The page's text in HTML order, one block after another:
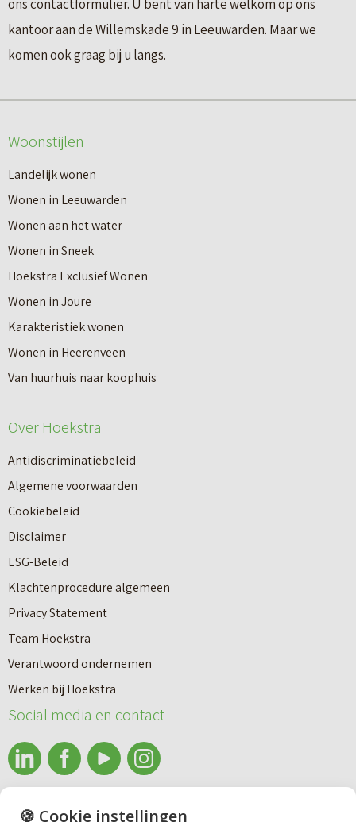
Nieuwbouw
Huren
ons contactformulier. U bent van harte welkom op ons
kantoor aan de Willemskade 9 in Leeuwarden. Maar we
komen ook graag bij u langs.
Woonstijlen
Landelijk wonen
Wonen in Leeuwarden
Wonen aan het water
Wonen in Sneek
Hoekstra Exclusief Wonen
Wonen in Joure
Karakteristiek wonen
Wonen in Heerenveen
Van huurhuis naar koophuis
Over Hoekstra
Antidiscriminatiebeleid
Algemene voorwaarden
Cookiebeleid
Disclaimer
ESG-Beleid
Klachtenprocedure algemeen
Privacy Statement
Team Hoekstra
Verantwoord ondernemen
Werken bij Hoekstra
Social media en contact
info@makelaardijhoekstra.nl
🍪 Cookie instellingen